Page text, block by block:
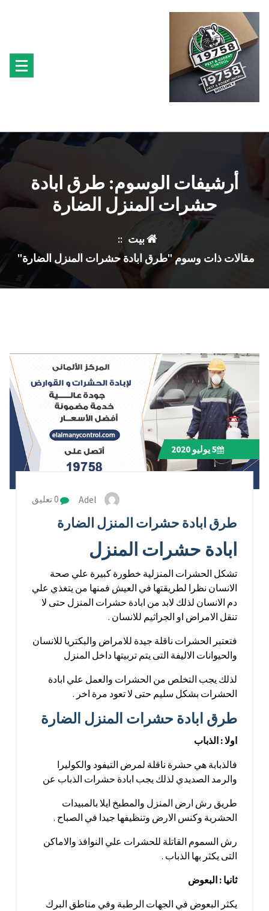
أرشيفات الوسوم: طرق ابادة
حشرات المنزل الضارة
بيت ::
مقالات ذات وسوم "طرق ابادة حشرات المنزل الضارة"
5يوليو 2020
Adel 0 تعليق
طرق ابادة حشرات المنزل الضارة
ابادة حشرات المنزل
تشكل الحشرات المنزلية خطورة كبيرة علي صحة
الانسان نظرا لطريقتها في العيش فمنها من يتغذي علي
دم الانسان لذلك لابد من ابادة حشرات المنزل حتى لا
تنقل الامراض او الجراثيم للانسان .
فتعتبر الحشرات ناقلة جيدة للامراض والبكتريا للانسان
والحيوانات الاليفة التى يتم تربيتها داخل المنزل
لذلك يجب التخلص من الحشرات والعمل علي ابادة
الحشرات بشكل سليم حتى لا تعود مرة اخر .
طرق ابادة حشرات المنزل الضارة
اولا : الذباب
فالذبابة هي حشرة ناقلة لمرض التيفود والكوليرا
والرمد الصديدي لذلك يجب ابادة حشرات الذباب عن
طريق رش ارض المنزل والمطبخ ايلا بالمبيدات
الحشرية وكنس الارض وتنظيفها جيدا في الصباح .
رش السموم القاتلة للحشرات علي النوافذ والاماكن
التى يكثر بها الذباب .
ثانيا : البعوض
يكثر البعوض في الجهات الرطبة وفي مناطق البرك